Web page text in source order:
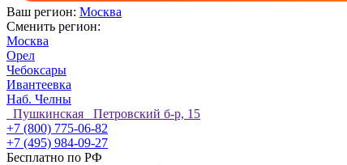
Ваш регион: Москва
Сменить регион:
Москва
Орел
Чебоксары
Ивантеевка
Наб. Челны
Пушкинская Петровский б-р, 15
+7 (800) 775-06-82
+7 (495) 984-09-27
Бесплатно по РФ